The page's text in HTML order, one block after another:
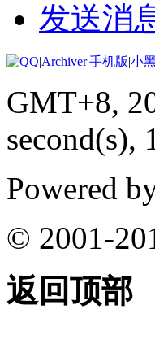
发送消
|Archiver|手机版|小
GMT+8,
second(s),
Powered
© 2001-
返回顶部